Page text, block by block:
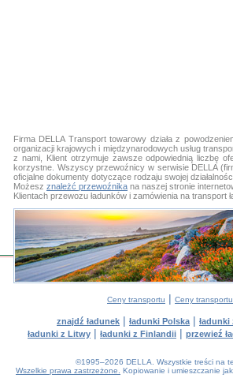
Firma DELLA Transport towarowy działa z
organizacji krajowych i międzynarodowych usług
z nami, Klient otrzymuje zawsze odpowiednią liczbę
korzystne. Wszyscy przewoźnicy w serwisie DELLA
oficjalne dokumenty dotyczące rodzaju swojej
Możesz znależć przewoźnika na naszej stronie
Klientach przewozu ładunków i zamówienia na transport
Ceny transportu | Ceny
znajdź ładunek | ładunki Polska | ładunki
ładunki z Litwy | ładunki z Finlandii | przewieź
©1995–2026 DELLA. Wszystkie treści na
Wszelkie prawa zastrzeżone.
Kopiowanie i umieszczanie